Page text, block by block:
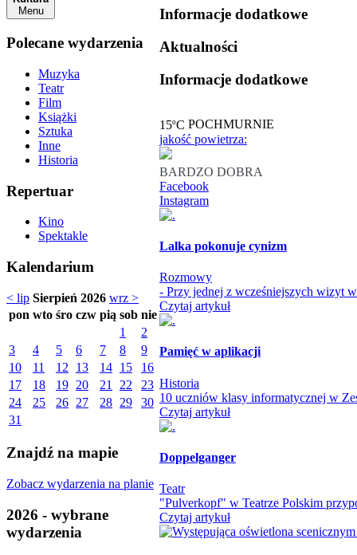
Menu
Polecane wydarzenia
Muzyka
Teatr
Film
Książki
Sztuka
Inne
Historia
Repertuar
Kino
Spektakle
Kalendarium
< lip Sierpień 2026 wrz >
pon wto śro czw pią sob nie
1
2
3
4 5 6 7 8
9
10
11 12 13 14 15
16
17
18 19 20 21 22
23
24
25 26 27 28 29
30
31
Znajdź na mapie
Zobacz wydarzenia na planie
2026 - wybrane
wydarzenia
Informacje dodatkowe
Aktualności
Informacje dodatkowe
15oC POCHMURNIE
jakość powietrza:
BARDZO DOBRA
Facebook
Instagram
Lalka pokonuje cynizm
Rozmowy
- Przy jednej z wcześniejszych wizyt
Czytaj artykuł
Pamięć w aplikacji
Historia
10 uczniów klasy informatycznej w
Czytaj artykuł
Doppelganger
Teatr
"Pulverkopf" w Teatrze Polskim
Czytaj artykuł